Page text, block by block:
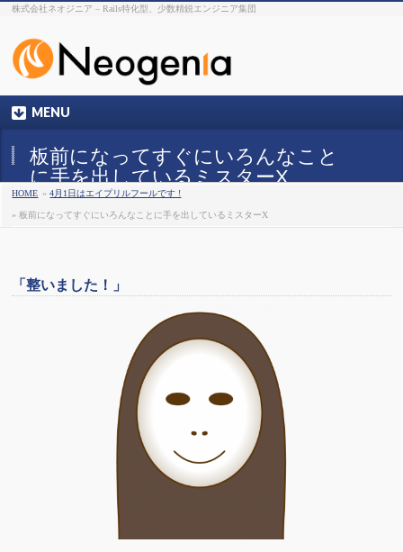
株式会社ネオジニア – Rails特化型、少数精鋭エンジニア集団
MENU
板前になってすぐにいろんなこと
に手を出しているミスターX
HOME »4月1日はエイプリルフールです !
» 板前になってすぐにいろんなことに手を出しているミスターX
「整いました！」